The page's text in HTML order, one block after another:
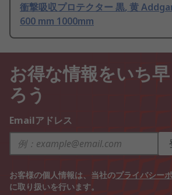
衝撃吸収プロテクター 黒, 黄
600 mm 1000mm
お得な情報をいち
ろう
Emailアドレス
お客様の個人情報は、当社のプライバシー
に取り扱いを行います。